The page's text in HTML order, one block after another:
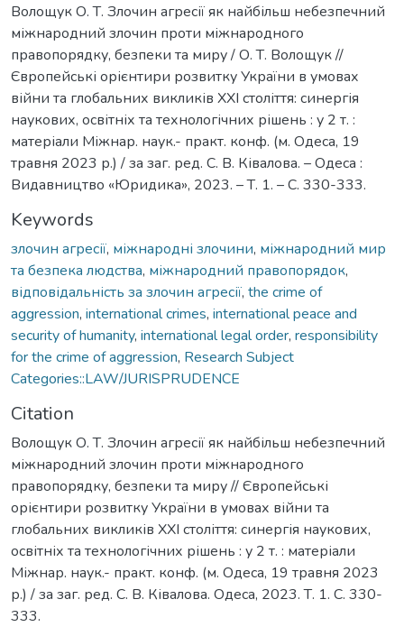
Волощук О. Т. Злочин агресії як найбільш небезпечний
міжнародний злочин проти міжнародного
правопорядку, безпеки та миру / О. Т. Волощук //
Європейські орієнтири розвитку України в умовах
війни та глобальних викликів ХХІ століття: синергія
наукових, освітніх та технологічних рішень : у 2 т. :
матеріали Міжнар. наук.- практ. конф. (м. Одеса, 19
травня 2023 р.) / за заг. ред. С. В. Ківалова. – Одеса :
Видавництво «Юридика», 2023. – Т. 1. – С. 330-333.
Keywords
злочин агресії, міжнародні злочини, міжнародний мир
та безпека людства, міжнародний правопорядок,
відповідальність за злочин агресії, the crime of
aggression, international crimes, international peace and
security of humanity, international legal order, responsibility
for the crime of aggression, Research Subject
Categories::LAW/JURISPRUDENCE
Citation
Волощук О. Т. Злочин агресії як найбільш небезпечний
міжнародний злочин проти міжнародного
правопорядку, безпеки та миру // Європейські
орієнтири розвитку України в умовах війни та
глобальних викликів ХХІ століття: синергія наукових,
освітніх та технологічних рішень : у 2 т. : матеріали
Міжнар. наук.- практ. конф. (м. Одеса, 19 травня 2023
р.) / за заг. ред. С. В. Ківалова. Одеса, 2023. Т. 1. С. 330-
333.